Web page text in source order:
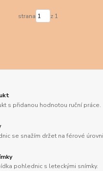
strana z 1
s přidanou hodnotou ruční práce.
se snažím držet na férové
pohlednic s leteckými snímky.